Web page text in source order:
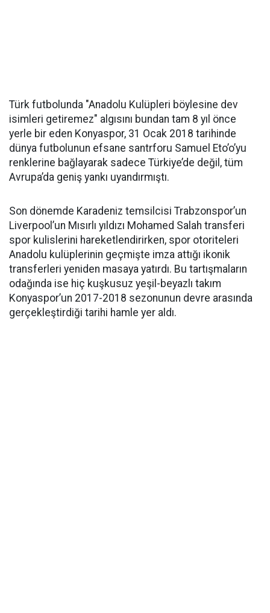
Türk futbolunda "Anadolu Kulüpleri böylesine dev
isimleri getiremez" algısını bundan tam 8 yıl önce
yerle bir eden Konyaspor, 31 Ocak 2018 tarihinde
dünya futbolunun efsane santrforu Samuel Eto’o’yu
renklerine bağlayarak sadece Türkiye’de değil, tüm
Avrupa’da geniş yankı uyandırmıştı.
Son dönemde Karadeniz temsilcisi Trabzonspor’un
Liverpool’un Mısırlı yıldızı Mohamed Salah transferi
spor kulislerini hareketlendirirken, spor otoriteleri
Anadolu kulüplerinin geçmişte imza attığı ikonik
transferleri yeniden masaya yatırdı. Bu tartışmaların
odağında ise hiç kuşkusuz yeşil-beyazlı takım
Konyaspor’un 2017-2018 sezonunun devre arasında
gerçekleştirdiği tarihi hamle yer aldı.